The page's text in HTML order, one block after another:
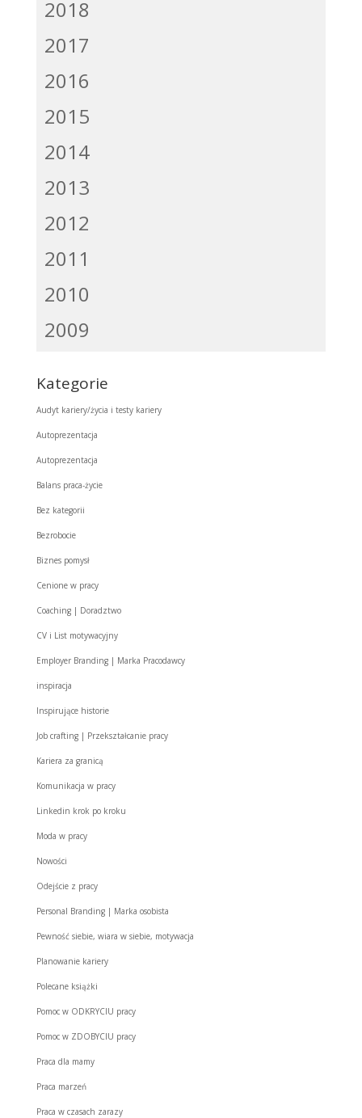
2018
2017
2016
2015
2014
2013
2012
2011
2010
2009
Kategorie
Audyt kariery/życia i testy kariery
Autoprezentacja
Autoprezentacja
Balans praca-życie
Bez kategorii
Bezrobocie
Biznes pomysł
Cenione w pracy
Coaching | Doradztwo
CV i List motywacyjny
Employer Branding | Marka Pracodawcy
inspiracja
Inspirujące historie
Job crafting | Przekształcanie pracy
Kariera za granicą
Komunikacja w pracy
Linkedin krok po kroku
Moda w pracy
Nowości
Odejście z pracy
Personal Branding | Marka osobista
Pewność siebie, wiara w siebie, motywacja
Planowanie kariery
Polecane książki
Pomoc w ODKRYCIU pracy
Pomoc w ZDOBYCIU pracy
Praca dla mamy
Praca marzeń
Praca w czasach zarazy